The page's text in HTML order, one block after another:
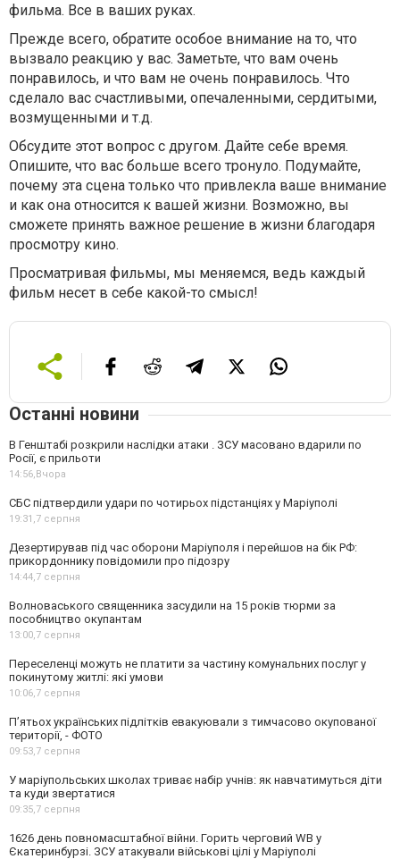
фильма. Все в ваших руках.
Прежде всего, обратите особое внимание на то, что
вызвало реакцию у вас. Заметьте, что вам очень
понравилось, и что вам не очень понравилось. Что
сделало вас счастливыми, опечаленными, сердитыми,
возмущенными и т.д.
Обсудите этот вопрос с другом. Дайте себе время.
Опишите, что вас больше всего тронуло. Подумайте,
почему эта сцена только что привлекла ваше внимание
и как она относится к вашей жизни. Возможно, вы
сможете принять важное решение в жизни благодаря
просмотру кино.
Просматривая фильмы, мы меняемся, ведь каждый
фильм несет в себе какой-то смысл!
Останні новини
В Генштабі розкрили наслідки атаки . ЗСУ масовано вдарили по
Росії, є прильоти
14:56,Вчора
СБС підтвердили удари по чотирьох підстанціях у Маріуполі
19:31,7 серпня
Дезертирував під час оборони Маріуполя і перейшов на бік РФ:
прикордоннику повідомили про підозру
14:44,7 серпня
Волноваського священника засудили на 15 років тюрми за
пособництво окупантам
13:00,7 серпня
Переселенці можуть не платити за частину комунальних послуг у
покинутому житлі: які умови
10:06,7 серпня
П’ятьох українських підлітків евакуювали з тимчасово окупованої
території, - ФОТО
09:53,7 серпня
У маріупольських школах триває набір учнів: як навчатимуться діти
та куди звертатися
09:35,7 серпня
1626 день повномасштабної війни. Горить черговий WB у
Єкатеринбурзі. ЗСУ атакували військові цілі у Маріуполі